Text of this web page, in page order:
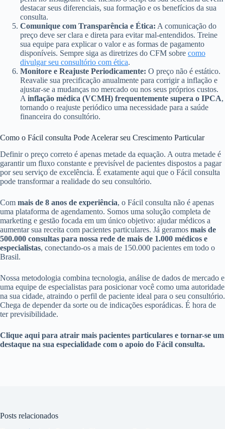
destacar seus diferenciais, sua formação e os benefícios da sua
consulta.
Comunique com Transparência e Ética: A comunicação do
preço deve ser clara e direta para evitar mal-entendidos. Treine
sua equipe para explicar o valor e as formas de pagamento
disponíveis. Sempre siga as diretrizes do CFM sobre como
divulgar seu consultório com ética.
Monitore e Reajuste Periodicamente: O preço não é estático.
Reavalie sua precificação anualmente para corrigir a inflação e
ajustar-se a mudanças no mercado ou nos seus próprios custos.
Ainflação médica (VCMH) frequentemente supera o IPCA,
tornando o reajuste periódico uma necessidade para a saúde
financeira do consultório.
Como o Fácil consulta Pode Acelerar seu Crescimento Particular
Definir o preço correto é apenas metade da equação. A outra metade é
garantir um fluxo constante e previsível de pacientes dispostos a pagar
por seu serviço de excelência. É exatamente aqui que o Fácil consulta
pode transformar a realidade do seu consultório.
Com mais de 8 anos de experiência, o Fácil consulta não é apenas
uma plataforma de agendamento. Somos uma solução completa de
marketing e gestão focada em um único objetivo: ajudar médicos a
aumentar sua receita com pacientes particulares. Já geramos mais de
500.000 consultas para nossa rede de mais de 1.000 médicos e
especialistas, conectando-os a mais de 150.000 pacientes em todo o
Brasil.
Nossa metodologia combina tecnologia, análise de dados de mercado e
uma equipe de especialistas para posicionar você como uma autoridade
na sua cidade, atraindo o perfil de paciente ideal para o seu consultório.
Chega de depender da sorte ou de indicações esporádicas. É hora de
ter previsibilidade.
Clique aqui para atrair mais pacientes particulares e tornar-se um
destaque na sua especialidade com o apoio do Fácil consulta.
Posts relacionados